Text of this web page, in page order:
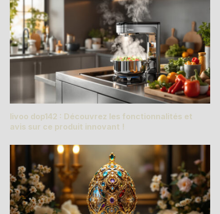
livoo dop142 : Découvrez les fonctionnalités et
avis sur ce produit innovant !